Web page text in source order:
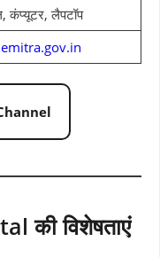
कंप्यूटर, लैपटॉप
की विशेषताएं